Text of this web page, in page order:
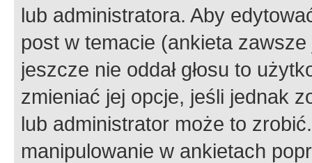
lub administratora. Aby
post w temacie (ankieta
jeszcze nie oddał głosu to
zmieniać jej opcje, jeśli jednak
lub administrator może to
manipulowanie w ankietach